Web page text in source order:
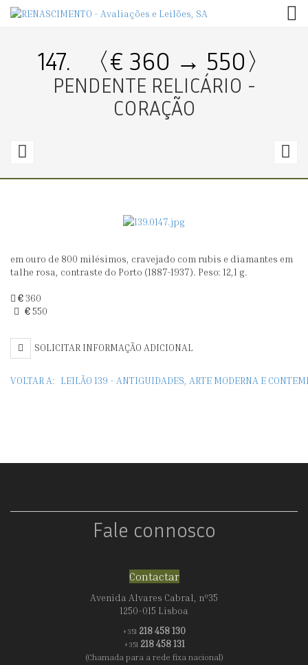
147. 〈€ 360 → 550〉
PENDENTE RELICÁRIO -
CORAÇÃO
〈€
RELÓGIO
LAPELA
em ouro de 800 milésimos, cravejado com rubis e diamantes em
talhe rosa, contraste do Porto (1887-1937). Peso: 12,1 g.
€360
€550
SOLICITAR INFORMAÇÃO ADICIONAL
VOLTAR A: LEILÃO 139 - ANTIGUIDADES, ARTE MODERNA E
Fale connosco
Contactar
Avenida Alvares Cabral, nº35
1250-015 Lisboa
+351 218 458 130
+351 218 458 131
(Chamada para a rede fixa nacional)